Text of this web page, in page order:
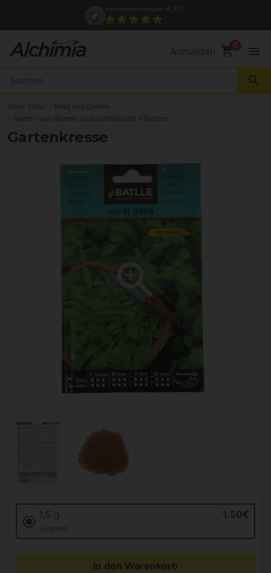
Anmelden shopping_cart menu
search
Grow Shop
Beet und Garten
Samen von Blumen und aromatische Pflanzen
Gartenkresse
1,5 g 1.50€
Lagernd
In den Warenkorb